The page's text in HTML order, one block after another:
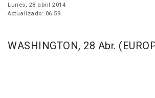
Lunes, 28 abril 2014
Actualizado: 06:59
WASHINGTON, 28 Abr.